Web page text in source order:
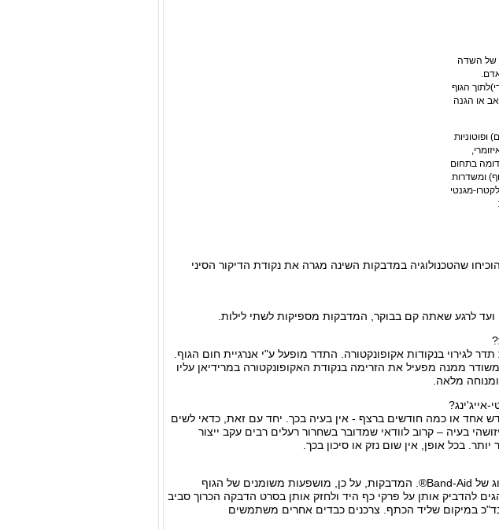
של השדה
הגוף
או הגנה
ופוטוניות
בתחום
ומשדרות
מגנטי
שהטכנולוגיה במדבקות השינה מגרה את נקודת הדיקור הסיני
לרגע שאתה קם בבוקר, המדבקות מספיקות לשתי לילות.
לגירוי בנקודות אקופונקטורה. התדר מופעל ע"י אנרגיית חום הגוף.
ממנה מפעיל את הזרימה בנקודת האקופונקטורה במרידיאן עליו
מלאה.
אחד או כמה חודשים ברצף - אין בעיה בכך. יחד עם זאת, כדאי לשים
בעיה – קרוב לוודאי שמדובר בשחרור רעלים רבים עקב ייצור
בכל אופן, אין שום נזק או סיכון בכך.
החומר הדביק של מדבקות LifeWave הוא דבק היפואלרגי מהסוג של Band-Aid®. המדבקות, על כן, מושפעות משומנים של הגוף
להדביק אותן על פרקי כף היד ולחזק אותן בסרט הדבקה הכרוך סביב
במיקום שליד הכתף. צרכנים כבדים אחרים משתמשים